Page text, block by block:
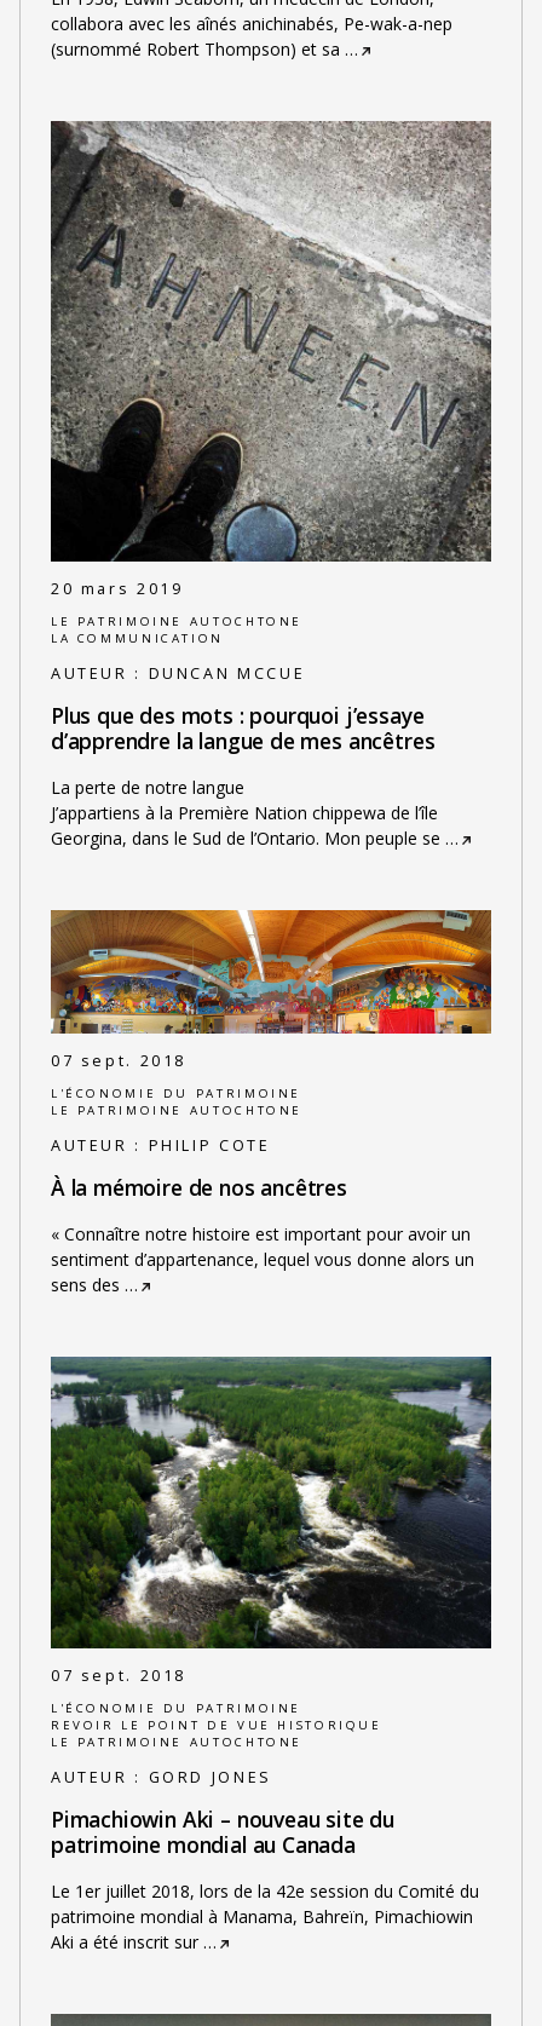
collabora avec les aînés anichinabés, Pe-wak-a-nep
(surnommé Robert Thompson) et sa …
20 mars 2019
LE PATRIMOINE AUTOCHTONE
LA COMMUNICATION
AUTEUR : DUNCAN MCCUE
Plus que des mots : pourquoi j’essaye
d’apprendre la langue de mes ancêtres
La perte de notre langue
J’appartiens à la Première Nation chippewa de l’île
Georgina, dans le Sud de l’Ontario. Mon peuple se …
07 sept. 2018
L'ÉCONOMIE DU PATRIMOINE
LE PATRIMOINE AUTOCHTONE
AUTEUR : PHILIP COTE
À la mémoire de nos ancêtres
« Connaître notre histoire est important pour avoir un
sentiment d’appartenance, lequel vous donne alors un
sens des …
07 sept. 2018
L'ÉCONOMIE DU PATRIMOINE
REVOIR LE POINT DE VUE HISTORIQUE
LE PATRIMOINE AUTOCHTONE
AUTEUR : GORD JONES
Pimachiowin Aki – nouveau site du
patrimoine mondial au Canada
Le 1er juillet 2018, lors de la 42e session du Comité du
patrimoine mondial à Manama, Bahreïn, Pimachiowin
Aki a été inscrit sur…